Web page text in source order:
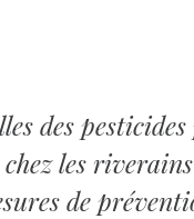
des
les riverains
de